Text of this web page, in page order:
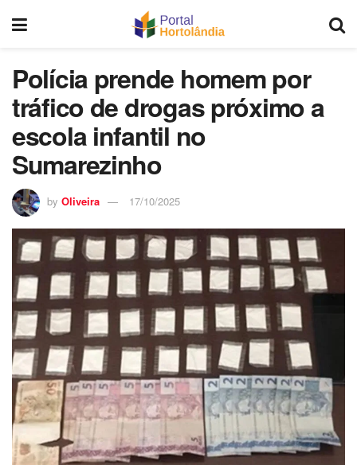
Polícia prende homem por
tráfico de drogas próximo a
escola infantil no
Sumarezinho
by Oliveira 17/10/2025